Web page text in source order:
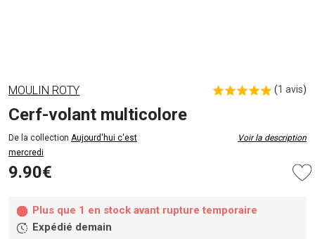
MOULIN ROTY (1 avis)
Cerf-volant multicolore
De la collection Aujourd'hui c'est
mercredi
Voir la description
9.90€
Plus que 1 en stock avant rupture temporaire
Expédié demain